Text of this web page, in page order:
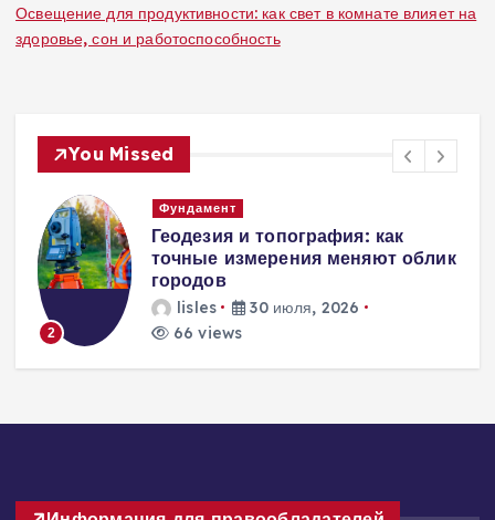
Освещение для продуктивности: как свет в комнате влияет на
здоровье, сон и работоспособность
You Missed
Фундамент
Геодезия и топография: как
точные измерения меняют облик
городов
lisles
30 июля, 2026
66 views